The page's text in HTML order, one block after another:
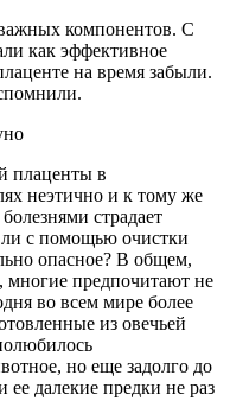
компонентов. С
как эффективное
на время забыли.
плаценты в
неэтично и к тому же
страдает
с помощью очистки
опасное? В общем,
многие предпочитают не
во всем мире более
из овечьей
но еще задолго до
далекие предки не раз